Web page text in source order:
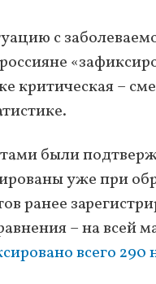
с
критическая –
были
уже при
ранее
– на всей
всего 290